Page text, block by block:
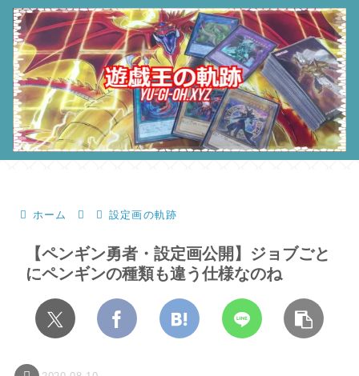
ホーム 設定画の軌跡
【ペンギン勇者・設定画公開】ジョブごと
にペンギンの種類も違う仕様なのね